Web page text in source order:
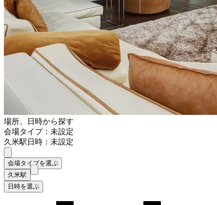
場所、日時から探す
会場タイプ：未設定
久米駅日時：未設定
会場タイプを選ぶ
久米駅
日時を選ぶ